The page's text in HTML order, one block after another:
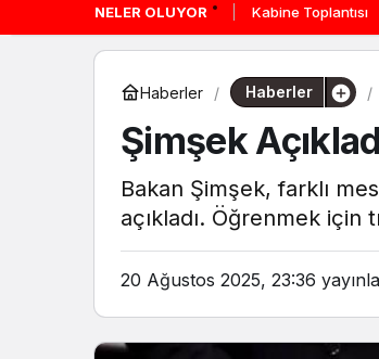
NELER OLUYOR Kabine Toplantısı
Haberler Haberler
Şimşek
Bakan Şimşek, farklı
açıkladı. Öğrenmek için
20 Ağustos 2025, 23:36